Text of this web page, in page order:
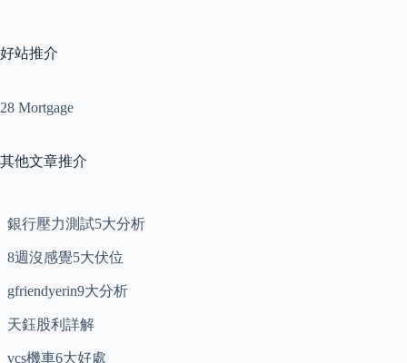
好站推介
28 Mortgage
其他文章推介
銀行壓力測試5大分析
8週沒感覺5大伏位
gfriendyerin9大分析
天鈺股利詳解
vcs機車6大好處